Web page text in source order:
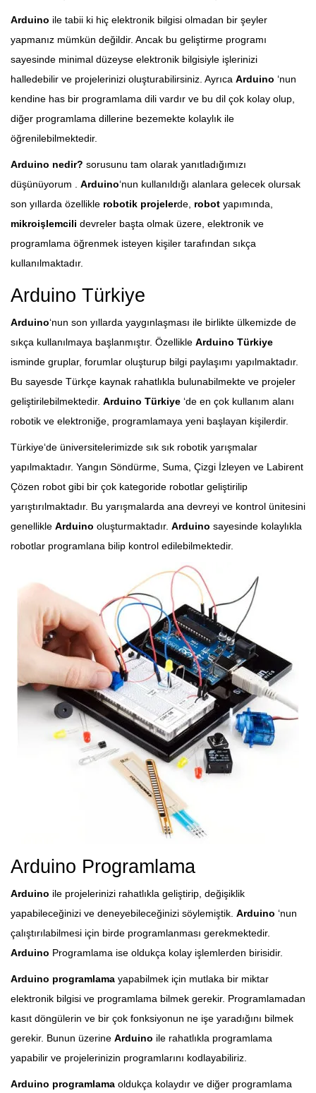
Arduino ile tabii ki hiç elektronik bilgisi olmadan bir şeyler
yapmanız mümkün değildir. Ancak bu geliştirme programı
sayesinde minimal düzeyse elektronik bilgisiyle işlerinizi
halledebilir ve projelerinizi oluşturabilirsiniz. Ayrıca Arduino ‘nun
kendine has bir programlama dili vardır ve bu dil çok kolay olup,
diğer programlama dillerine bezemekte kolaylık ile
öğrenilebilmektedir.
Arduino nedir? sorusunu tam olarak yanıtladığımızı
düşünüyorum . Arduino‘nun kullanıldığı alanlara gelecek olursak
son yıllarda özellikle robotik projelerde, robot yapımında,
mikroişlemcili devreler başta olmak üzere, elektronik ve
programlama öğrenmek isteyen kişiler tarafından sıkça
kullanılmaktadır.
Arduino Türkiye
Arduino‘nun son yıllarda yaygınlaşması ile birlikte ülkemizde de
sıkça kullanılmaya başlanmıştır. Özellikle Arduino Türkiye
isminde gruplar, forumlar oluşturup bilgi paylaşımı yapılmaktadır.
Bu sayesde Türkçe kaynak rahatlıkla bulunabilmekte ve projeler
geliştirilebilmektedir. Arduino Türkiye ‘de en çok kullanım alanı
robotik ve elektroniğe, programlamaya yeni başlayan kişilerdir.
Türkiye‘de üniversitelerimizde sık sık robotik yarışmalar
yapılmaktadır. Yangın Söndürme, Suma, Çizgi İzleyen ve Labirent
Çözen robot gibi bir çok kategoride robotlar geliştirilip
yarıştırılmaktadır. Bu yarışmalarda ana devreyi ve kontrol ünitesini
genellikle Arduino oluşturmaktadır. Arduino sayesinde kolaylıkla
robotlar programlana bilip kontrol edilebilmektedir.
Arduino Programlama
Arduino ile projelerinizi rahatlıkla geliştirip, değişiklik
yapabileceğinizi ve deneyebileceğinizi söylemiştik. Arduino ‘nun
çalıştırılabilmesi için birde programlanması gerekmektedir.
Arduino Programlama ise oldukça kolay işlemlerden birisidir.
Arduino programlama yapabilmek için mutlaka bir miktar
elektronik bilgisi ve programlama bilmek gerekir. Programlamadan
kasıt döngülerin ve bir çok fonksiyonun ne işe yaradığını bilmek
gerekir. Bunun üzerine Arduino ile rahatlıkla programlama
yapabilir ve projelerinizin programlarını kodlayabiliriz.
Arduino programlama oldukça kolaydır ve diğer programlama